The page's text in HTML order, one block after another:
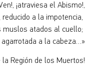
¡atraviesa el Abismo!,
reducido a la impotencia,
muslos atados al cuello;
a la cabeza…»
la Región de los Muertos!